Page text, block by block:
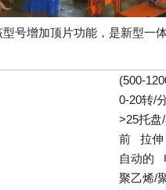
号增加顶片功能，是新型一
(500-
0-20转/
>25托盘
前 拉伸
自动的
聚乙烯/